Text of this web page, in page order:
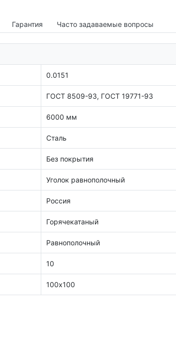
Гарантия Часто задаваемые вопросы
0.0151
ГОСТ 8509-93, ГОСТ 19771-93
6000 мм
Сталь
Без покрытия
Уголок равнополочный
Россия
Горячекатаный
Равнополочный
10
100х100